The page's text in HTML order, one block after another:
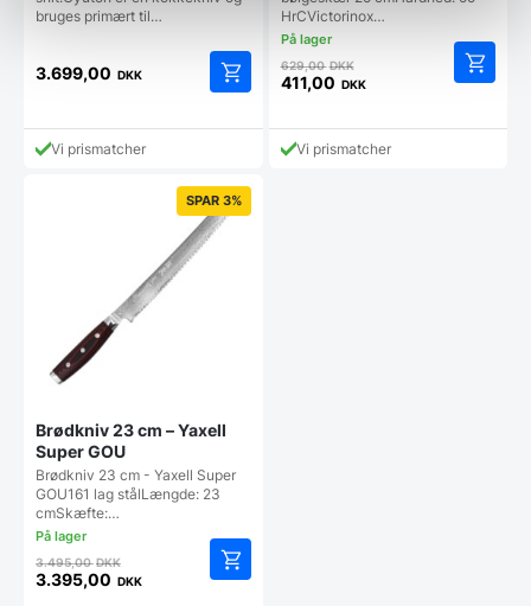
bruges primært til…
3.699,00 DKK
Vi prismatcher
HrCVictorinox…
629,00DKKDen
oprindelige
var:
629,00 DKK.
411,00 DKK
aktuelle
prisVi prismatcher
SPAR 3%
Brødkniv 23 cm – Yaxell
Super GOU
Brødkniv 23 cm - Yaxell Super
GOU161 lag stålLængde: 23
cmSkæfte:…
3.495,00DKKDen
oprindelige
3.395,00 DKK